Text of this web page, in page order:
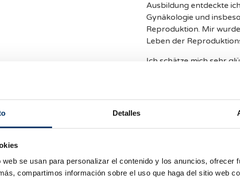
Detalles
se usan para personalizar el contenido y los anuncios, ofrecer
compartimos información sobre el uso que haga del sitio web
Ausbildung entdeckte
Gynäkologie und
Reproduktion. Mir
Leben der
Ich schätze mich sehr
helfen zu können,
verwirklichen, der das
Leben meiner
Patienten ein
Unterstützung bietet